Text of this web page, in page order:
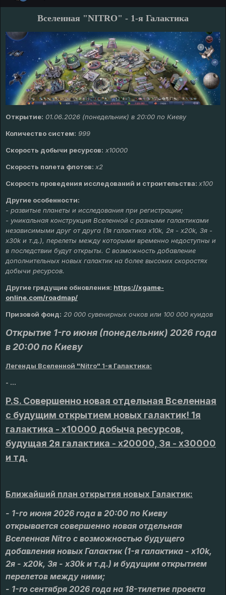
Вселенная "NITRO" - 1-я Галактика
Открытие: 01.06.2026 (понедельник) в 20:00 по Киеву
Количество систем: 999
Скорость добычи ресурсов: х10000
Скорость полета флотов: х2
Скорость проведения исследований и строительства: x100
Другие особенности:
- развитые планеты и исследования при регистрации;
- уникальная конструкция Вселенной с разными галактиками
независимыми друг от друга (1я галактика х10k, 2я - х20k, 3я -
x30k и т.д.), перелеты между которыми временно недоступны и
в последствии будут открыты. С возможность добавление
дополнительных новых галактик на более высоких скоростях
добычи ресурсов.
Другие грядущие обновления: https://xgame-
online.com/roadmap/
Призовой фонд: 20 000 сувенирных очков или 100 000 куидов
Открытие 1-го июня (понедельник) 2026 года
в 20:00 по Киеву
Легенды Вселенной "Nitro" 1-я Галактика:
- ...
P.S. Совершенно новая отдельная Вселенная
с будущим открытием новых галактик! 1я
галактика - х10000 добыча ресурсов,
будущая 2я галактика - х20000, 3я - х30000
и тд.
Ближайший план открытия новых Галактик:
- 1-го июня 2026 года в 20:00 по Киеву
открывается совершенно новая отдельная
Вселенная Nitro с возможностью будущего
добавления новых Галактик (1-я галактика - х10k,
2я - x20k, 3я - x30k и т.д.) и будущим открытием
перелетов между ними;
- 1-го сентября 2026 года на 18-тилетие проекта